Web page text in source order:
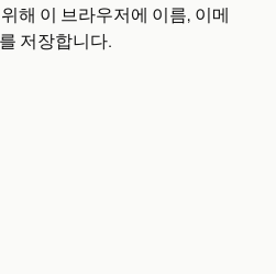
해 이 브라우저에 이름, 이메
저장합니다.